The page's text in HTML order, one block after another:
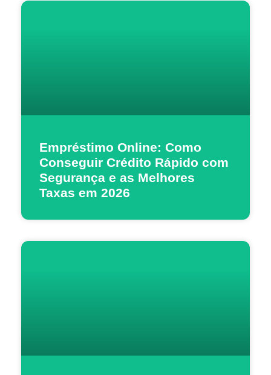
Empréstimo Online: Como
Conseguir Crédito Rápido com
Segurança e as Melhores
Taxas em 2026